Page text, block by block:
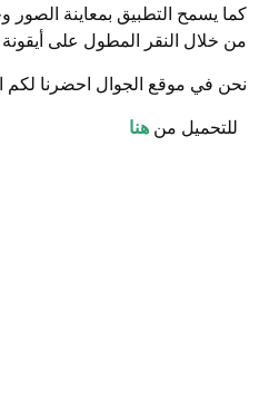
كما يسمح التطبيق بمعاينة
من خلال النقر المطول على
نحن في موقع الجوال احضرنا لكم
للتحميل من هنا